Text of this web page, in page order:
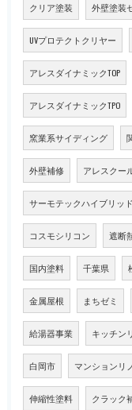
クリア塗装 外壁塗装
UVプロテクトクリヤー
アレスダイナミックTOP
アレスダイナミックTPO
窯業系サイディング
外壁補修 アレスクー
サーモテックハイブリッ
コスモシリコン 遮断
国内塗料 千葉県
金属屋根 まちゼミ
給湯器事業 キッチン
白岡市 マンションリ
伸縮性塗料 クラック